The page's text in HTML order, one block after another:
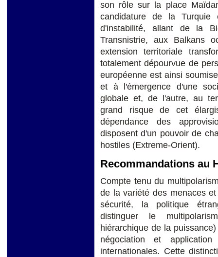
son rôle sur la place
candidature de la
d'instabilité, allant de la
Transnistrie, aux Balkans
extension territoriale
totalement dépourvue de
européenne est ainsi
et à l'émergence d'une
globale et, de l'autre, au
grand risque de cet
dépendance des
disposent d'un pouvoir de
hostiles (Extreme-Orient).
Recommandations au
Compte tenu du
de la variété des menaces
sécurité, la politique
distinguer le
hiérarchique de la
négociation et
internationales. Cette